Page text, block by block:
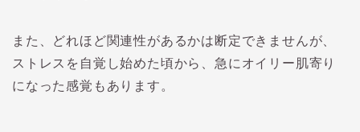
また、どれほど関連性があるかは断定できませんが、
ストレスを自覚し始めた頃から、 急にオイリー肌寄り
になった 感覚もあります。